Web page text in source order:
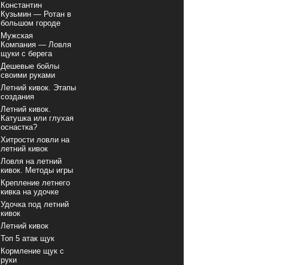
Константин
Кузьмин — Ротан в
большом городе
Мужская
Компания — Ловля
щуки с берега
Дешевые бойлы
своими руками
Летний кивок. Этапы
создания
Летний кивок.
Катушка или глухая
оснастка?
Хитрости ловли на
летний кивок
Ловля на летний
кивок. Методы игры
Крепление летнего
кивка на удочке
Удочка под летний
кивок
Летний кивок
Топ 5 атак щук
Кормление щук с
руки